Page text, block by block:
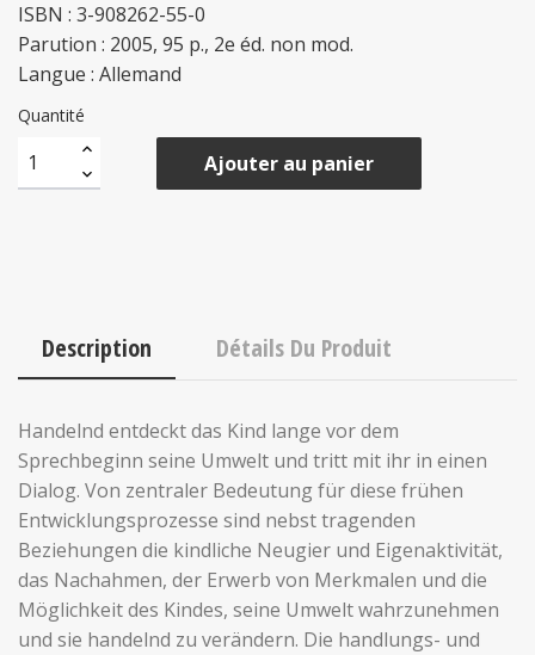
ISBN : 3-908262-55-0
Parution : 2005, 95 p., 2e éd. non mod.
Langue : Allemand
Quantité
Ajouter au panier
Description Détails Du Produit
Handelnd entdeckt das Kind lange vor dem
Sprechbeginn seine Umwelt und tritt mit ihr in einen
Dialog. Von zentraler Bedeutung für diese frühen
Entwicklungsprozesse sind nebst tragenden
Beziehungen die kindliche Neugier und Eigenaktivität,
das Nachahmen, der Erwerb von Merkmalen und die
Möglichkeit des Kindes, seine Umwelt wahrzunehmen
und sie handelnd zu verändern. Die handlungs- und